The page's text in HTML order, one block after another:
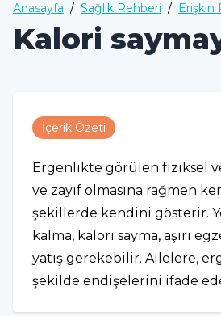
Anasayfa / Sağlık Rehberi / Erişkin
Kalori
İçerik Özeti
Ergenlikte görülen fiziksel
ve zayıf olmasına rağmen
şekillerde kendini gösterir.
kalma, kalori sayma, aşırı
yatış gerekebilir. Ailelere,
şekilde endişelerini ifade